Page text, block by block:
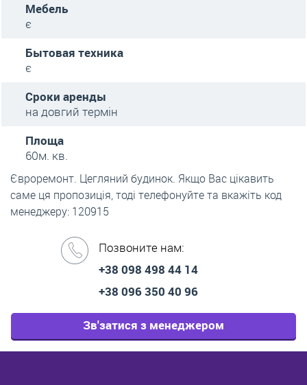
Мебель
є
Бытовая техника
є
Сроки аренды
на довгий термін
Площа
60м. кв.
Євроремонт. Цегляний будинок. Якщо Вас цікавить
саме ця пропозиція, тоді телефонуйте та вкажіть код
менеджеру: 120915
Позвоните нам:
+38 098 498 44 14
+38 096 350 40 96
Зв'затися з менеджером